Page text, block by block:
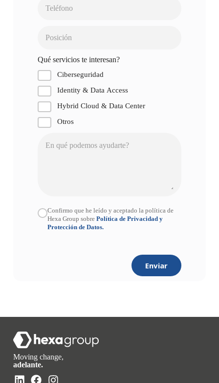
Qué servicios te interesan?
Ciberseguridad
Identity & Data Access
Hybrid Cloud & Data Center
Otros
Confirmo que he leído y aceptado la política de
Hexa Group sobre Política de Privacidad y
Protección de Datos.
Enviar
Moving change,
adelante.